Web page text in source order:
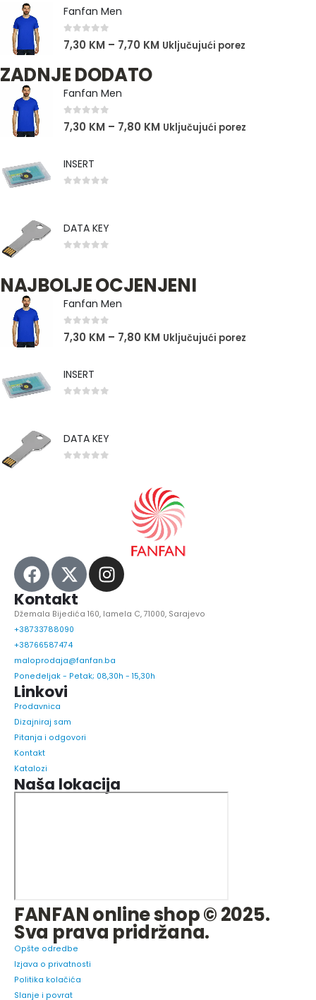
Fanfan Men
0out of 5
7,30 KM – 7,70 KM Uključujući porez
ZADNJE DODATO
Fanfan Men
0out of 5
7,30 KM – 7,80 KM Uključujući porez
INSERT
DATA KEY
NAJBOLJE OCJENJENI
Fanfan Men
0out of 5
7,30 KM – 7,80 KM Uključujući porez
INSERT
DATA KEY
Kontakt
Džemala Bijedića 160, lamela C, 71000, Sarajevo
+38733788090
+38766587474
maloprodaja@fanfan.ba
Ponedeljak - Petak; 08,30h - 15,30h
Linkovi
Prodavnica
Dizajniraj sam
Pitanja i odgovori
Kontakt
Katalozi
Naša lokacija
FANFAN online shop © 2025.
Sva prava pridržana.
Opšte odredbe
Izjava o privatnosti
Politika kolačića
Slanje i povrat